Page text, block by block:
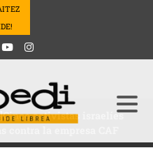
activistas israelíes